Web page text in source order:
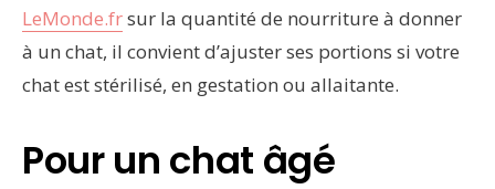
LeMonde.frsur la quantité de nourriture à donner
à un chat, il convient d’ajuster ses portions si votre
chat est stérilisé, en gestation ou allaitante.
Pour un chat âgé